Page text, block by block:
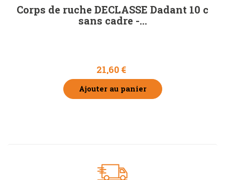
Corps de ruche DECLASSE Dadant 10 c
sans cadre -...
21,60 €
Ajouter au panier